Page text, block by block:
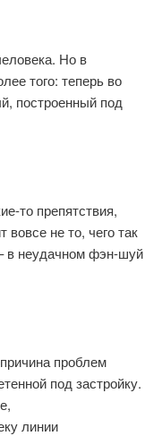
Но в
того: теперь во
построенный под
то препятствия,
вовсе не то, чего так
в неудачном фэн-шуй
проблем
под застройку.
линии